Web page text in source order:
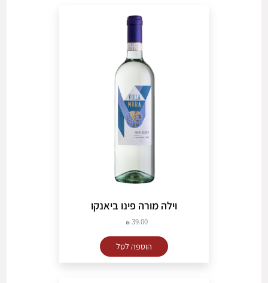
וילה מורה פינו ביאנקו
39.00
הוספה לסל